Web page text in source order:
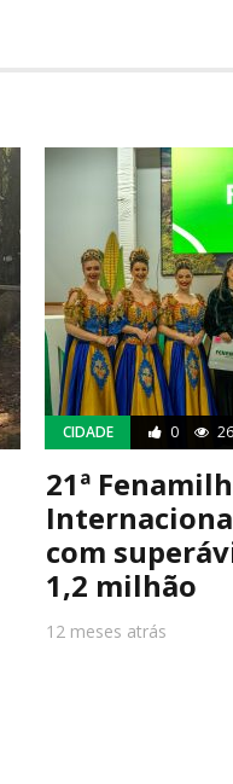
CIDADE 0
21ª
com
1,2 milhão
12 meses atrás